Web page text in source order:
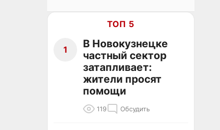
ТОП 5
1
В Новокузнецке
частный сектор
затапливает:
жители просят
помощи
119 Обсудить